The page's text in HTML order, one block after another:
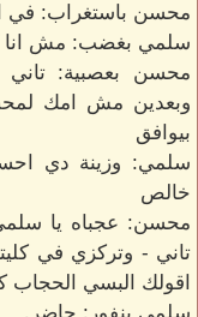
محسن باستغراب: في
سلمي بغضب: مش انا
محسن بعصبية:
وبعدين مش امك
بيوافق
سلمي: وزينة دي
خالص
محسن: عجباه يا
تاني - وتركزي في
اقولك البسي